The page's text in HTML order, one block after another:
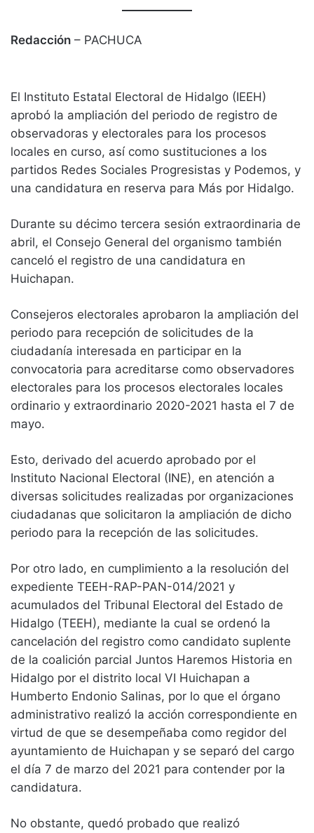
Redacción – PACHUCA
El Instituto Estatal Electoral de Hidalgo (IEEH)
aprobó la ampliación del periodo de registro de
observadoras y electorales para los procesos
locales en curso, así como sustituciones a los
partidos Redes Sociales Progresistas y Podemos, y
una candidatura en reserva para Más por Hidalgo.
Durante su décimo tercera sesión extraordinaria de
abril, el Consejo General del organismo también
canceló el registro de una candidatura en
Huichapan.
Consejeros electorales aprobaron la ampliación del
periodo para recepción de solicitudes de la
ciudadanía interesada en participar en la
convocatoria para acreditarse como observadores
electorales para los procesos electorales locales
ordinario y extraordinario 2020-2021 hasta el 7 de
mayo.
Esto, derivado del acuerdo aprobado por el
Instituto Nacional Electoral (INE), en atención a
diversas solicitudes realizadas por organizaciones
ciudadanas que solicitaron la ampliación de dicho
periodo para la recepción de las solicitudes.
Por otro lado, en cumplimiento a la resolución del
expediente TEEH-RAP-PAN-014/2021 y
acumulados del Tribunal Electoral del Estado de
Hidalgo (TEEH), mediante la cual se ordenó la
cancelación del registro como candidato suplente
de la coalición parcial Juntos Haremos Historia en
Hidalgo por el distrito local VI Huichapan a
Humberto Endonio Salinas, por lo que el órgano
administrativo realizó la acción correspondiente en
virtud de que se desempeñaba como regidor del
ayuntamiento de Huichapan y se separó del cargo
el día 7 de marzo del 2021 para contender por la
candidatura.
No obstante, quedó probado que realizó